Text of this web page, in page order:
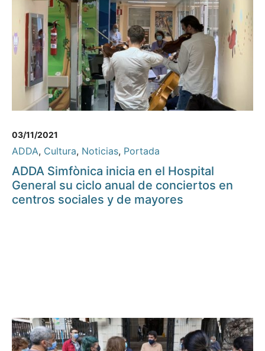
03/11/2021
ADDA, Cultura, Noticias, Portada
ADDA Simfònica inicia en el Hospital
General su ciclo anual de conciertos en
centros sociales y de mayores